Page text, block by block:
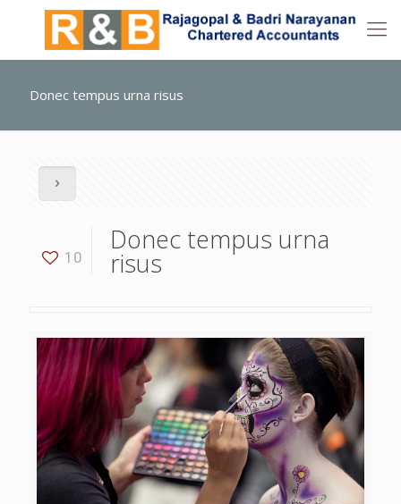
Donec tempus urna risus
10
Donec tempus urna
risus